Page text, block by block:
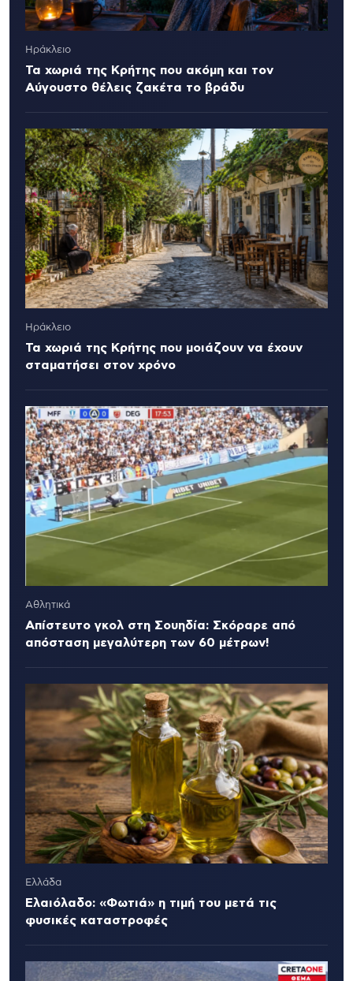
Ηράκλειο
Τα χωριά της Κρήτης που ακόμη και τον
Αύγουστο θέλεις ζακέτα το βράδυ
Ηράκλειο
Τα χωριά της Κρήτης που μοιάζουν να έχουν
σταματήσει στον χρόνο
Αθλητικά
Απίστευτο γκολ στη Σουηδία: Σκόραρε από
απόσταση μεγαλύτερη των 60 μέτρων!
Ελλάδα
Ελαιόλαδο: «Φωτιά» η τιμή του μετά τις
φυσικές καταστροφές